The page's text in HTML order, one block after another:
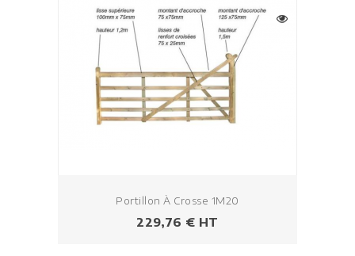
Portillon À Crosse 1M20
Prix
229,76 € HT